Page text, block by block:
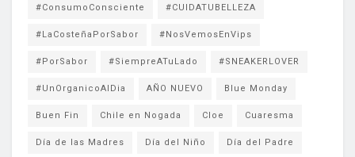
#ConsumoConsciente #CUIDATUBELLEZA
#LaCosteñaPorSabor #NosVemosEnVips
#PorSabor #SiempreATuLado #SNEAKERLOVER
#UnOrganicoAlDia AÑO NUEVO Blue Monday
Buen Fin Chile en Nogada Cloe Cuaresma
Día de las Madres Día del Niño Día del Padre